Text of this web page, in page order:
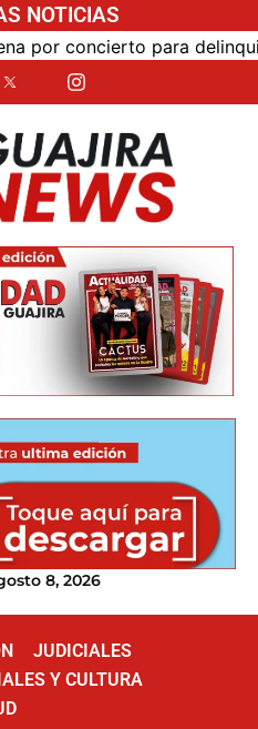
NOTICIAS
concierto para delinquir y
8, 2026
JUDICIALES
Y CULTURA